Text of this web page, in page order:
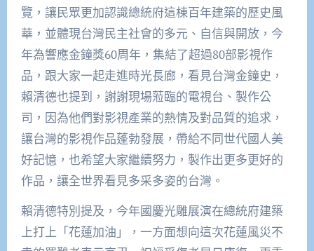
覽，讓民眾更加認識總統府這棟百年建築的歷史風
華，並體現台灣民主社會的多元、自信與開放，今
年為響應金鐘獎60周年，集結了超過80部影視作
品，跟大家一起走進時光長廊，看見台灣金鐘史，
賴清德也提到，謝謝現場蒞臨的電視台、製作公
司，因為他們對影視產業的熱情及對品質的追求，
讓台灣的影視作品蓬勃發展，帶給不同世代國人美
好記憶，也希望大家繼續努力，製作出更多更好的
作品，讓全世界看見多采多姿的台灣。
賴清德特別提及，今年國慶光雕展演在總統府建築
上打上「花蓮加油」，一方面想向這次花蓮風災不